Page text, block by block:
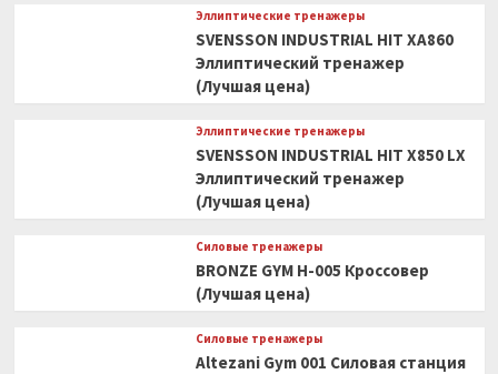
Эллиптические тренажеры
SVENSSON INDUSTRIAL HIT XA860
Эллиптический тренажер
(Лучшая цена)
Эллиптические тренажеры
SVENSSON INDUSTRIAL HIT X850 LX
Эллиптический тренажер
(Лучшая цена)
Силовые тренажеры
BRONZE GYM H-005 Кроссовер
(Лучшая цена)
Силовые тренажеры
Altezani Gym 001 Силовая станция